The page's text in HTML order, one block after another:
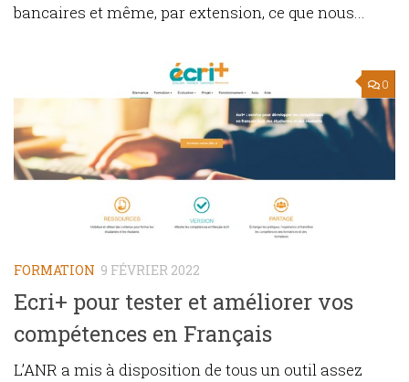
bancaires et même, par extension, ce que nous...
0
FORMATION 9 FÉVRIER 2022
Ecri+ pour tester et améliorer vos
compétences en Français
L’ANR a mis à disposition de tous un outil assez